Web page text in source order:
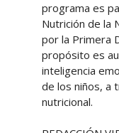
programa es
Nutrición de la
por la Primera
propósito es
inteligencia
de los niños, a
nutricional.